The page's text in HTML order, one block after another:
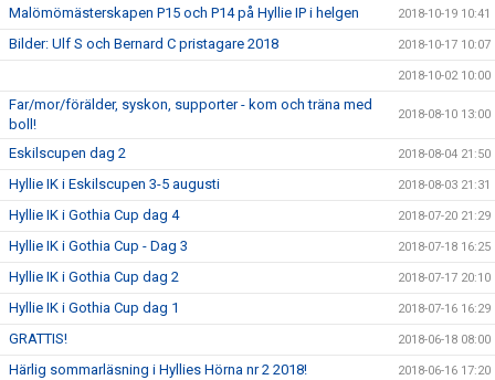
Malömömästerskapen P15 och P14 på Hyllie IP i helgen 2018-10-19 10:41
Bilder: Ulf S och Bernard C pristagare 2018 2018-10-17 10:07
2018-10-02 10:00
Far/mor/förälder, syskon, supporter - kom och träna med
boll!
2018-08-10 13:00
Eskilscupen dag 2 2018-08-04 21:50
Hyllie IK i Eskilscupen 3-5 augusti 2018-08-03 21:31
Hyllie IK i Gothia Cup dag 4 2018-07-20 21:29
Hyllie IK i Gothia Cup - Dag 3 2018-07-18 16:25
Hyllie IK i Gothia Cup dag 2 2018-07-17 20:10
Hyllie IK i Gothia Cup dag 1 2018-07-16 16:29
GRATTIS! 2018-06-18 08:00
Härlig sommarläsning i Hyllies Hörna nr 2 2018! 2018-06-16 17:20